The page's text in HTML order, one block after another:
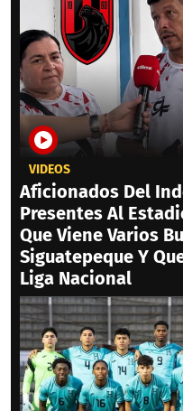
VIDEOS
Aficionados Del
Presentes Al
Que Viene Varios
Siguatepeque Y
Liga Nacional